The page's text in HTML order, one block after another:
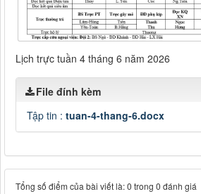
Lịch trực tuần 4 tháng 6 năm 2026
File đính kèm
Tập tin : tuan-4-thang-6.docx
Tổng số điểm của bài viết là: 0 trong 0 đánh giá